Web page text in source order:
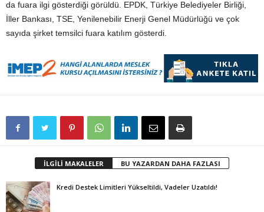
da fuara ilgi gösterdiği görüldü. EPDK, Türkiye Belediyeler Birliği,
İller Bankası, TSE, Yenilenebilir Enerji Genel Müdürlüğü ve çok
sayıda şirket temsilci fuara katılım gösterdi.
İLGİLİ MAKALELER BU YAZARDAN DAHA FAZLASI
Kredi Destek Limitleri Yükseltildi, Vadeler Uzatıldı!